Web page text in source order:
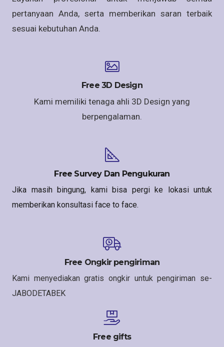
pertanyaan Anda, serta memberikan saran terbaik
sesuai kebutuhan Anda.
Free 3D Design
Kami memiliki tenaga ahli 3D Design yang
berpengalaman.
Free Survey Dan Pengukuran
Jika masih bingung, kami bisa pergi ke lokasi untuk
memberikan konsultasi face to face.
Free Ongkir pengiriman
Kami menyediakan gratis ongkir untuk pengiriman se-
JABODETABEK
Free gifts